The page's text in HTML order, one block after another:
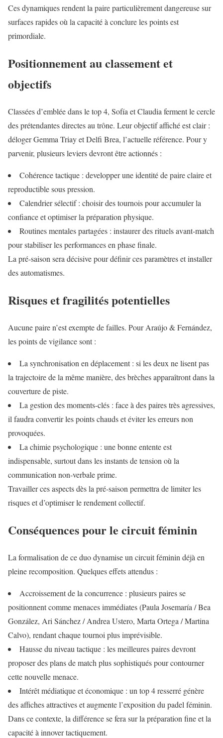
Ces dynamiques rendent la paire particulièrement dangereuse sur
surfaces rapides où la capacité à conclure les points est
primordiale.
Positionnement au classement et
objectifs
Classées d’emblée dans le top 4, Sofía et Claudia ferment le cercle
des prétendantes directes au trône. Leur objectif affiché est clair :
déloger Gemma Triay et Delfi Brea, l’actuelle référence. Pour y
parvenir, plusieurs leviers devront être actionnés :
Cohérence tactique : developper une identité de paire claire et
reproductible sous pression.
Calendrier sélectif : choisir des tournois pour accumuler la
confiance et optimiser la préparation physique.
Routines mentales partagées : instaurer des rituels avant-match
pour stabiliser les performances en phase finale.
La pré-saison sera décisive pour définir ces paramètres et installer
des automatismes.
Risques et fragilités potentielles
Aucune paire n’est exempte de failles. Pour Araújo & Fernández,
les points de vigilance sont :
La synchronisation en déplacement : si les deux ne lisent pas
la trajectoire de la même manière, des brèches apparaîtront dans la
couverture de piste.
La gestion des moments-clés : face à des paires très agressives,
il faudra convertir les points chauds et éviter les erreurs non
provoquées.
La chimie psychologique : une bonne entente est
indispensable, surtout dans les instants de tension où la
communication non-verbale prime.
Travailler ces aspects dès la pré-saison permettra de limiter les
risques et d’optimiser le rendement collectif.
Conséquences pour le circuit féminin
La formalisation de ce duo dynamise un circuit féminin déjà en
pleine recomposition. Quelques effets attendus :
Accroissement de la concurrence : plusieurs paires se
positionnent comme menaces immédiates (Paula Josemaría / Bea
González, Ari Sánchez / Andrea Ustero, Marta Ortega / Martina
Calvo), rendant chaque tournoi plus imprévisible.
Hausse du niveau tactique : les meilleures paires devront
proposer des plans de match plus sophistiqués pour contourner
cette nouvelle menace.
Intérêt médiatique et économique : un top 4 resserré génère
des affiches attractives et augmente l’exposition du padel féminin.
Dans ce contexte, la différence se fera sur la préparation fine et la
capacité à innover tactiquement.